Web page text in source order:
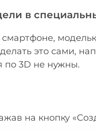
в
это сами,
по 3D не нужны.
на кнопку